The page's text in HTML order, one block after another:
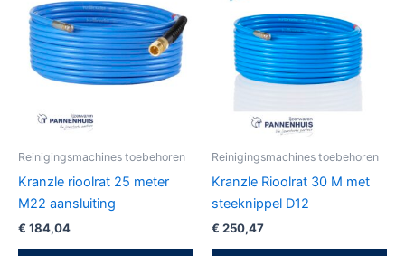
Reinigingsmachines toebehoren
Kranzle rioolrat 25 meter
M22 aansluiting
€ 184,04
Reinigingsmachines toebehoren
Kranzle Rioolrat 30 M met
steeknippel D12
€ 250,47